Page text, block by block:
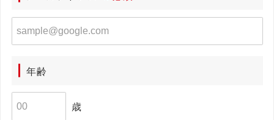
年齢
歳